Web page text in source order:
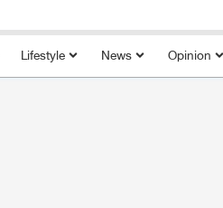
Lifestyle News Opinion